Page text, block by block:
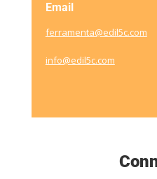
Email
ferramenta@edil5c.com
info@edil5c.com